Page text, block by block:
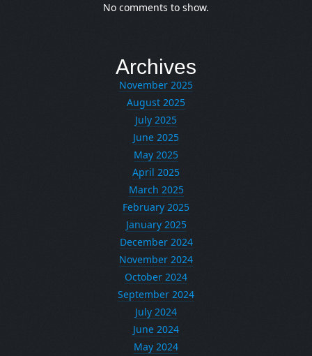
No comments to show.
Archives
November 2025
August 2025
July 2025
June 2025
May 2025
April 2025
March 2025
February 2025
January 2025
December 2024
November 2024
October 2024
September 2024
July 2024
June 2024
May 2024